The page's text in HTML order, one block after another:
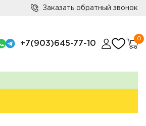
Заказать обратный звонок
+7(903)645-77-10
0